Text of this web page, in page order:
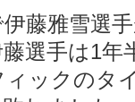
藤雅雪選
選手は1年
ックのタ